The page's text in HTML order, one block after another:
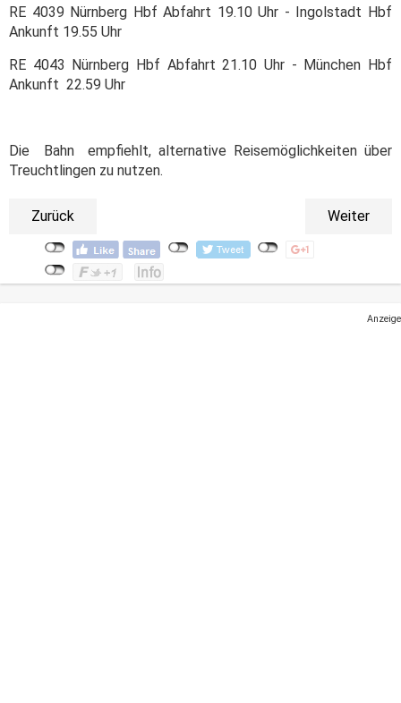
RE 4039 Nürnberg Hbf Abfahrt 19.10 Uhr - Ingolstadt Hbf
Ankunft 19.55 Uhr
RE 4043 Nürnberg Hbf Abfahrt 21.10 Uhr - München Hbf
Ankunft 22.59 Uhr
Die Bahn empfiehlt, alternative Reisemöglichkeiten über
Treuchtlingen zu nutzen.
Zurück Weiter
Anzeige